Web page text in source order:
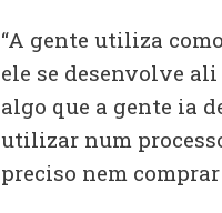
“A gente utiliza como
ele se desenvolve
algo que a gente ia
utilizar num
preciso nem